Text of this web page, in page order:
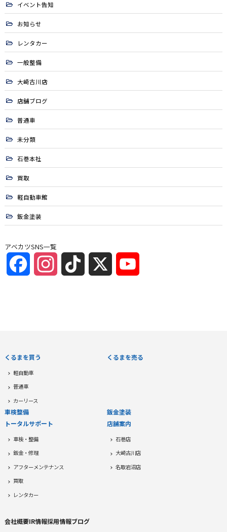
イベント告知
お知らせ
レンタカー
一般整備
大崎古川店
店舗ブログ
普通車
未分類
石巻本社
買取
軽自動車館
鈑金塗装
アベカツSNS一覧
FacebookInstagramTikTok
くるまを買う
軽自動車
普通車
カーリース
くるまを売る
車検整備
鈑金塗装
トータルサポート
車検・整備
鈑金・修理
アフターメンテナンス
買取
レンタカー
店舗案内
石巻店
大崎古川店
名取岩沼店
会社概要IR情報採用情報ブログ